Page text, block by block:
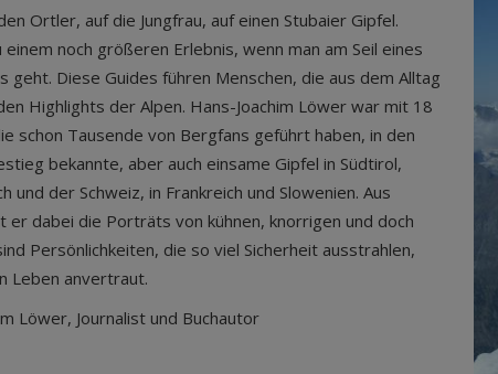
Ortler, auf die Jungfrau, auf einen Stubaier Gipfel.
noch größeren Erlebnis, wenn man am Seil eines
geht. Diese Guides führen Menschen, die aus dem Alltag
Highlights der Alpen. Hans-Joachim Löwer war mit 18
schon Tausende von Bergfans geführt haben, in den
bekannte, aber auch einsame Gipfel in Südtirol,
und der Schweiz, in Frankreich und Slowenien. Aus
er dabei die Porträts von kühnen, knorrigen und doch
Persönlichkeiten, die so viel Sicherheit ausstrahlen,
Leben anvertraut.
Löwer, Journalist und Buchautor